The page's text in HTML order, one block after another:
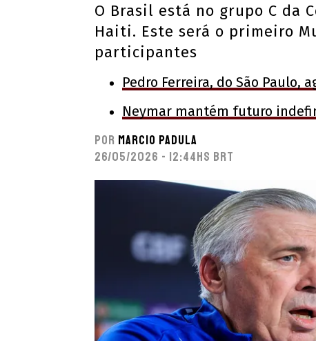
LIGA PORTUGUESA
EUROPA LEAGUE
O Brasil está no grupo C da
Haiti. Este será o primeiro
participantes
Pedro Ferreira, do São Paulo,
Neymar mantém futuro
Por Marcio Padula
26/05/2026 - 12:44hs BRT